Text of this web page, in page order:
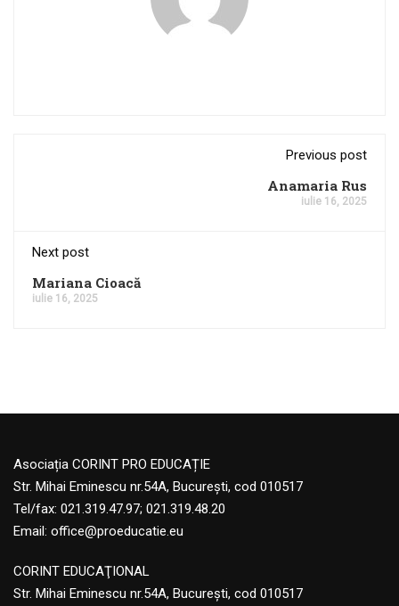
Previous post
Anamaria Rus
iulie 16, 2025
Next post
Mariana Cioacă
iulie 16, 2025
Asociația CORINT PRO EDUCAȚIE
Str. Mihai Eminescu nr.54A, București, cod 010517
Tel/fax: 021.319.47.97; 021.319.48.20
Email: office@proeducatie.eu
CORINT EDUCAŢIONAL
Str. Mihai Eminescu nr.54A, Bucureşti, cod 010517